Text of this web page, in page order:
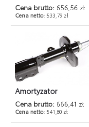
Cena brutto: 656,56 zł
Cena netto: 533,79 zł
Amortyzator
Cena brutto: 666,41 zł
Cena netto: 541,80 zł